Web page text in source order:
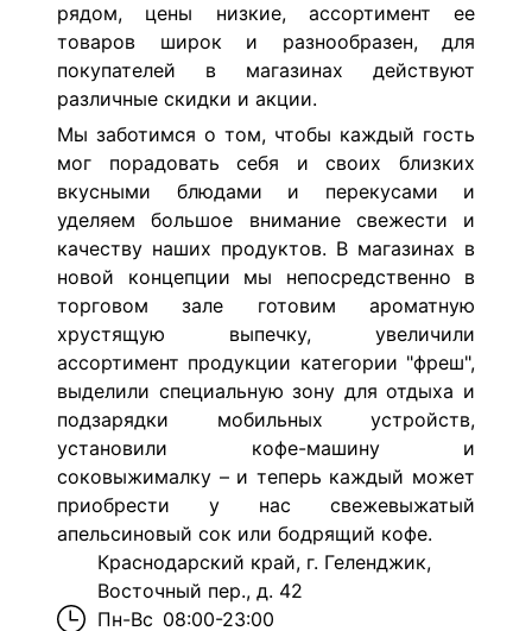
рядом, цены низкие, ассортимент ее
товаров широк и разнообразен, для
покупателей в магазинах действуют
различные скидки и акции.
Мы заботимся о том, чтобы каждый гость
мог порадовать себя и своих близких
вкусными блюдами и перекусами и
уделяем большое внимание свежести и
качеству наших продуктов. В магазинах в
новой концепции мы непосредственно в
торговом зале готовим ароматную
хрустящую выпечку, увеличили
ассортимент продукции категории "фреш",
выделили специальную зону для отдыха и
подзарядки мобильных устройств,
установили кофе-машину и
соковыжималку – и теперь каждый может
приобрести у нас свежевыжатый
апельсиновый сок или бодрящий кофе.
Краснодарский край, г. Геленджик,
Восточный пер., д. 42
Пн-Вс 08:00-23:00